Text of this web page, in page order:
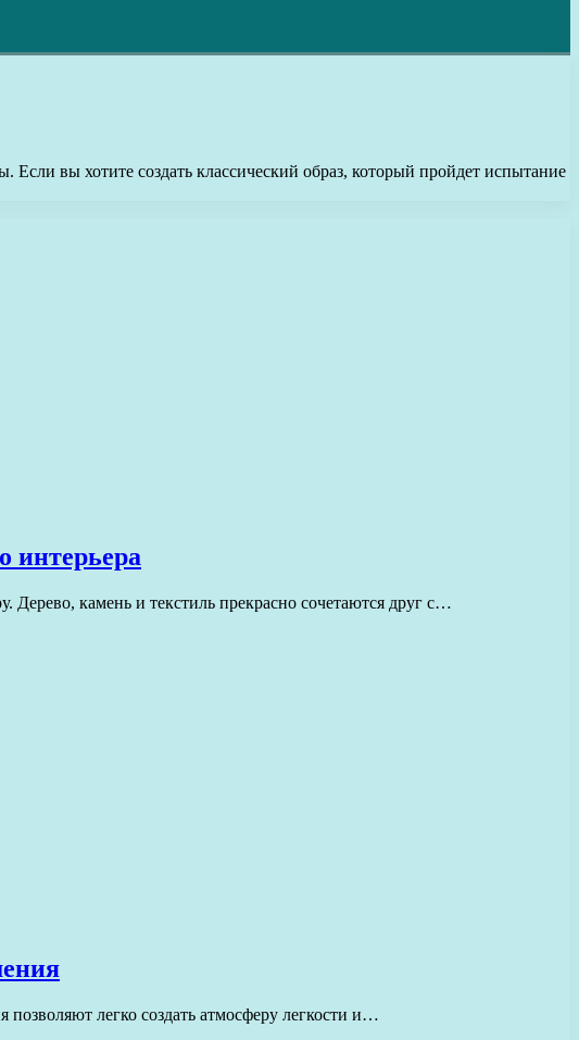
вы хотите создать классический образ, который пройдет испытание
интерьера
камень и текстиль прекрасно сочетаются друг с…
легко создать атмосферу легкости и…